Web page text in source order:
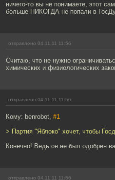
ничего-то вы не понимаете, этот
больше НИКОГДА не попали в
отправлено 04.11.11 11:56
Считаю, что не нужно
химических и физиологических
отправлено 04.11.11 11:56
Кому: benrobot, #1
> Партия "Яблоко" хочет, чтобы
Конечно! Ведь он не был одобрен
отправлено 04.11.11 11:56